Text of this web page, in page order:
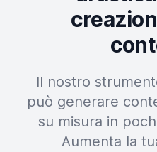
Il nostro
può generare
su misura in
Aumenta la